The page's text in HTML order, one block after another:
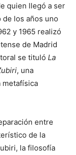
quien llegó a ser
los años uno
y 1965 realizó
de Madrid
se tituló La
, una
metafísica
entre
de la
la filosofía